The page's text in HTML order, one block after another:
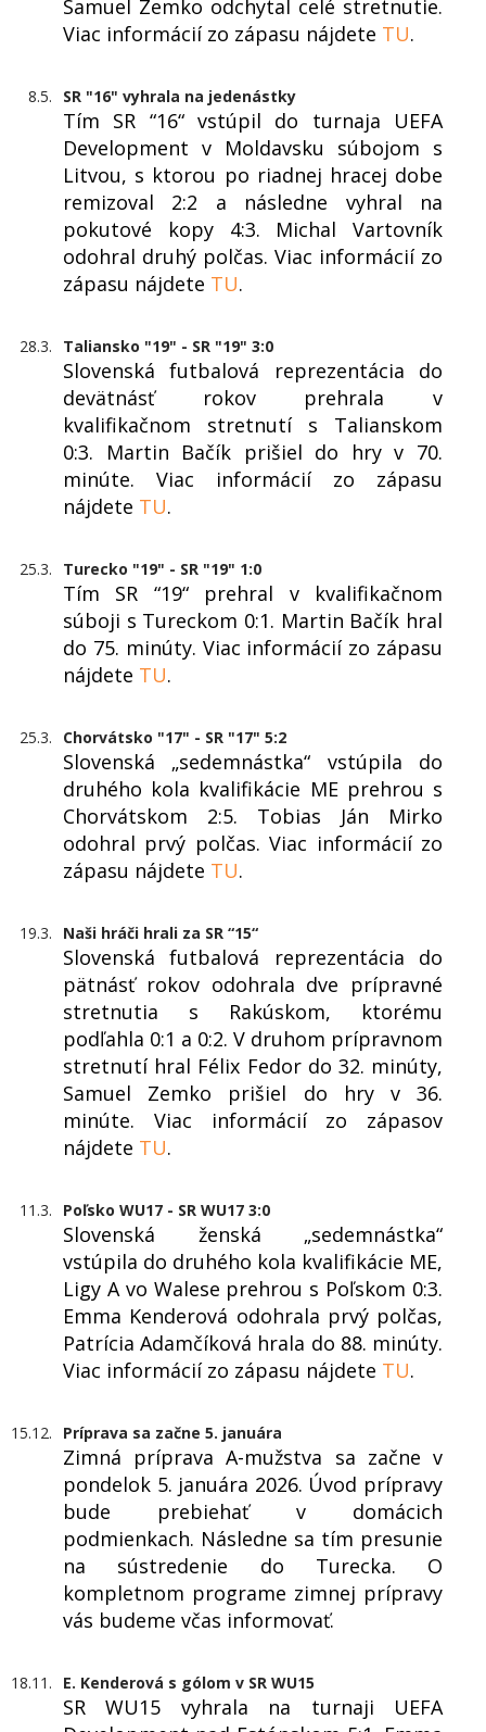
Samuel Zemko odchytal celé stretnutie.
Viac informácií zo zápasu nájdete TU.
8.5. SR "16" vyhrala na jedenástky
Tím SR “16“ vstúpil do turnaja UEFA
Development v Moldavsku súbojom s
Litvou, s ktorou po riadnej hracej dobe
remizoval 2:2 a následne vyhral na
pokutové kopy 4:3. Michal Vartovník
odohral druhý polčas. Viac informácií zo
zápasu nájdete TU.
28.3. Taliansko "19" - SR "19" 3:0
Slovenská futbalová reprezentácia do
devätnásť rokov prehrala v
kvalifikačnom stretnutí s Talianskom
0:3. Martin Bačík prišiel do hry v 70.
minúte. Viac informácií zo zápasu
nájdete TU.
25.3. Turecko "19" - SR "19" 1:0
Tím SR “19“ prehral v kvalifikačnom
súboji s Tureckom 0:1. Martin Bačík hral
do 75. minúty. Viac informácií zo zápasu
nájdete TU.
25.3. Chorvátsko "17" - SR "17" 5:2
Slovenská „sedemnástka“ vstúpila do
druhého kola kvalifikácie ME prehrou s
Chorvátskom 2:5. Tobias Ján Mirko
odohral prvý polčas. Viac informácií zo
zápasu nájdete TU.
19.3. Naši hráči hrali za SR “15“
Slovenská futbalová reprezentácia do
pätnásť rokov odohrala dve prípravné
stretnutia s Rakúskom, ktorému
podľahla 0:1 a 0:2. V druhom prípravnom
stretnutí hral Félix Fedor do 32. minúty,
Samuel Zemko prišiel do hry v 36.
minúte. Viac informácií zo zápasov
nájdete TU.
11.3. Poľsko WU17 - SR WU17 3:0
Slovenská ženská „sedemnástka“
vstúpila do druhého kola kvalifikácie ME,
Ligy A vo Walese prehrou s Poľskom 0:3.
Emma Kenderová odohrala prvý polčas,
Patrícia Adamčíková hrala do 88. minúty.
Viac informácií zo zápasu nájdete TU.
15.12. Príprava sa začne 5. januára
Zimná príprava A-mužstva sa začne v
pondelok 5. januára 2026. Úvod prípravy
bude prebiehať v domácich
podmienkach. Následne sa tím presunie
na sústredenie do Turecka. O
kompletnom programe zimnej prípravy
vás budeme včas informovať.
18.11. E. Kenderová s gólom v SR WU15
SR WU15 vyhrala na turnaji UEFA